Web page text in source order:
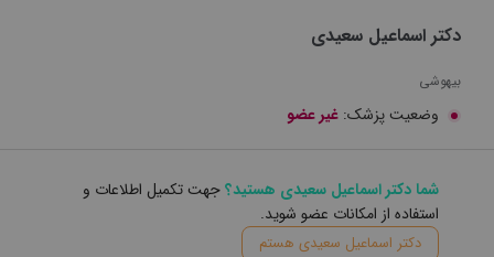
دکتر اسماعیل سعیدی
بیهوشی
وضعیت پزشک: غیر عضو
شما دکتر اسماعیل سعیدی هستید؟جهت تکمیل اطلاعات و
استفاده از امکانات عضو شوید.
دکتر اسماعیل سعیدی هستم